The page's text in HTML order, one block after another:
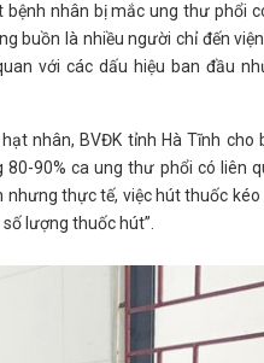
bệnh nhân bị mắc ung thư phổi
buồn là nhiều người chỉ đến
với các dấu hiệu ban đầu
nhân, BVĐK tỉnh Hà Tĩnh cho
90% ca ung thư phổi có liên
thực tế, việc hút thuốc
lượng thuốc hút”.